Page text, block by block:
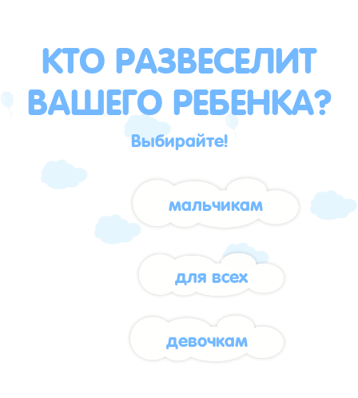
КТО РАЗВЕСЕЛИТ
ВАШЕГО РЕБЕНКА?
Выбирайте!
мальчикам
для всех
девочкам